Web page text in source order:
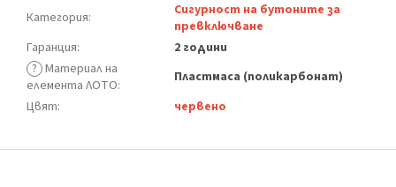
Категория:
Сигурност на бутоните за
превключване
Гаранция:
2 години
? Материал на
елемента ЛОТО:
Пластмаса (поликарбонат)
Цвят: червено